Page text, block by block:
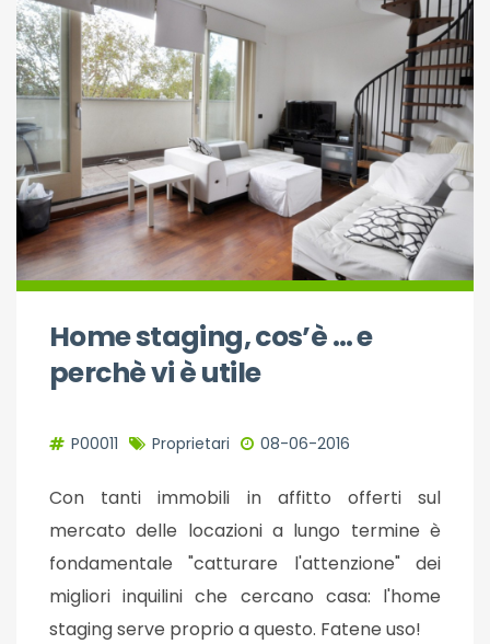
Home staging, cos’è … e
perchè vi è utile
P00011 Proprietari 08-06-2016
Con tanti immobili in affitto offerti sul
mercato delle locazioni a lungo termine è
fondamentale "catturare l'attenzione" dei
migliori inquilini che cercano casa: l'home
staging serve proprio a questo. Fatene uso!